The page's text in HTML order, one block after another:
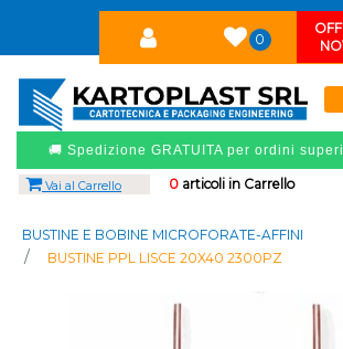
0
🚚 Spedizione GRATUITA per ordini
0articoli in Carrello
Vai al Carrello
BUSTINE E BOBINE MICROFORATE-AFFINI
BUSTINE PPL LISCE 20X40 2300PZ